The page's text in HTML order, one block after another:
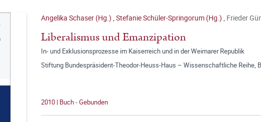
Angelika Schaser (Hg.) ,Stefanie Schüler-Springorum (Hg.) , Frieder
Liberalismus und Emanzipation
In- und Exklusionsprozesse im Kaiserreich und in der Weimarer Republik
Stiftung Bundespräsident-Theodor-Heuss-Haus – Wissenschaftliche Reihe,
2010 | Buch - Gebunden